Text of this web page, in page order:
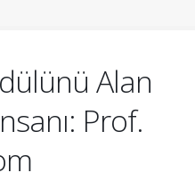
Alan
Prof.